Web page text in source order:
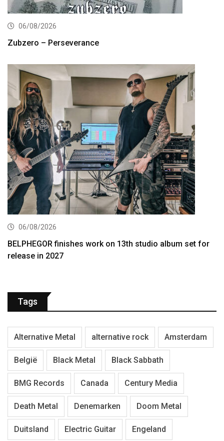
06/08/2026
Zubzero – Perseverance
06/08/2026
BELPHEGOR finishes work on 13th studio album set for
release in 2027
Tags
Alternative Metal alternative rock Amsterdam
België Black Metal Black Sabbath
BMG Records Canada Century Media
Death Metal Denemarken Doom Metal
Duitsland Electric Guitar Engeland